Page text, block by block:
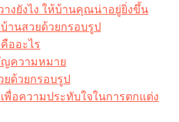
างยังไง ให้บ้านคุณน่าอยู่ยิ่งขึ้น
บ้านสวยด้วยกรอบรูป
ออะไร​
ญความหมาย
ยด้วยกรอบรูป
พื่อความประทับใจในการตกแต่ง